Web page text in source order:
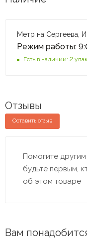
Метр на Сергеева,
Режим работы:
Есть в наличии: 2 упак
Отзывы
Оставить отзыв
Помогите
будьте первым,
об этом товаре
Вам